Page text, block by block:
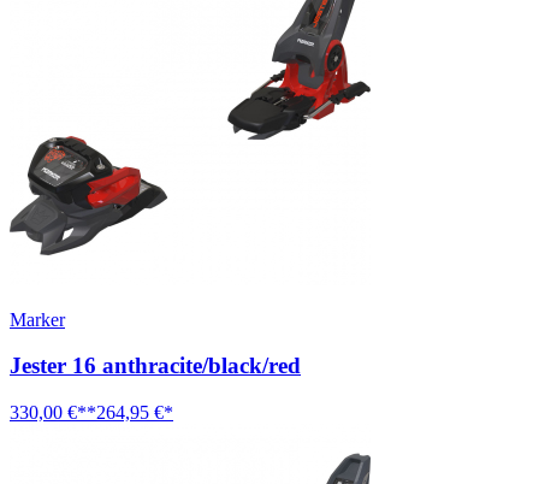
Marker
Jester 16 anthracite/black/red
330,00 €**264,95 €*